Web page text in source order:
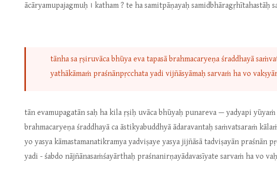
ācāryamupajagmuḥ । katham ? te ha samitpāṇayaḥ
tānha sa ṛṣiruvāca bhūya eva tapasā brahmacaryeṇa śraddhayā
yathākāmaṁ praśnānpṛcchata yadi vijñāsyāmaḥ sarvaṁ ha vo
tān evamupagatān saḥ ha kila ṛṣiḥ uvāca bhūyaḥ punareva — yadyapi
brahmacaryeṇa śraddhayā ca āstikyabuddhyā ādaravantaḥ saṁvatsaraṁ
yo yasya kāmastamanatikramya yadviṣaye yasya jijñāsā tadviṣayān
yadi - śabdo nājñānasaṁśayārthaḥ praśnanirṇayādavasīyate sarvaṁ ha vo